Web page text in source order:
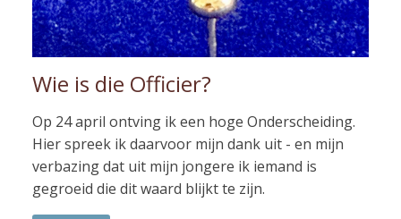
Wie is die Officier?
Op 24 april ontving ik een hoge Onderscheiding.
Hier spreek ik daarvoor mijn dank uit - en mijn
verbazing dat uit mijn jongere ik iemand is
gegroeid die dit waard blijkt te zijn.